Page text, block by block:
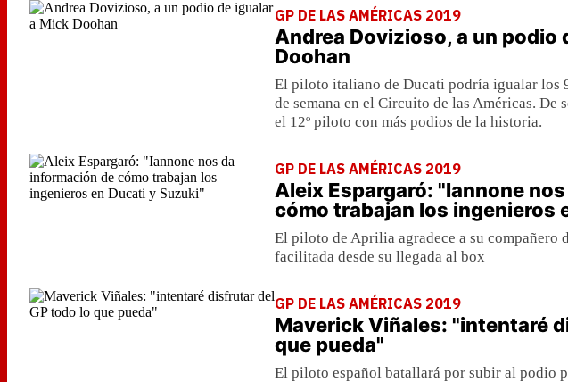
GP DE LAS AMÉRICAS 2019
Andrea Dovizioso, a un podio
Doohan
El piloto italiano de Ducati podría igualar los
de semana en el Circuito de las Américas. De
el 12º piloto con más podios de la historia.
GP DE LAS AMÉRICAS 2019
Aleix Espargaró: "Iannone
cómo trabajan los ingenieros
El piloto de Aprilia agradece a su compañero
facilitada desde su llegada al box
GP DE LAS AMÉRICAS 2019
Maverick Viñales: "intentaré
que pueda"
El piloto español batallará por subir al podio